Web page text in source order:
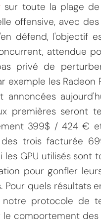
sur toute la plage
offensive, avec
défend, l'objectif
attendue
privé de
les Radeon
premières seront
399$ / 424 €
trois facturée
GPU utilisés sont
pour gonfler
quels résultats
notre protocole de
comportement des